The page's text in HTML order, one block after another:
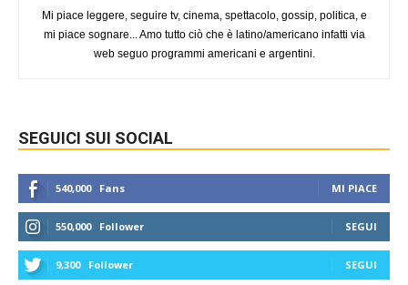
Mi piace leggere, seguire tv, cinema, spettacolo, gossip, politica, e
mi piace sognare... Amo tutto ciò che è latino/americano infatti via
web seguo programmi americani e argentini.
SEGUICI SUI SOCIAL
540,000 Fans MI PIACE
550,000 Follower SEGUI
9,300 Follower SEGUI